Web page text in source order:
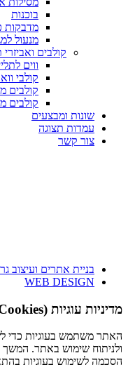
בוכנות
מדבקות
מנעול
קולבים ואביזרי
ווים
קולבי
קולבים
קולבים
שונות ומבצעים
עמדות תצוגה
צור קשר
בניית אתרים ועיצוב
WEB DESIGN
מדיניות עוגיות (Cookies)
האתר משתמש בעוגיות כדי
ולניתוח שימוש באתר.
הסכמה לשימוש בעוגיות